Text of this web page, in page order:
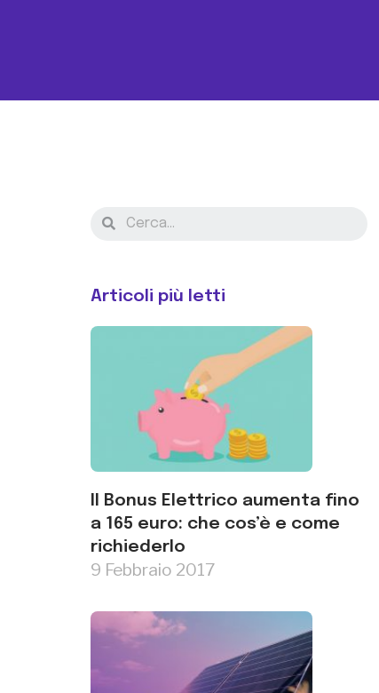
Articoli più letti
Il Bonus Elettrico aumenta fino
a 165 euro: che cos’è e come
richiederlo
9 Febbraio 2017